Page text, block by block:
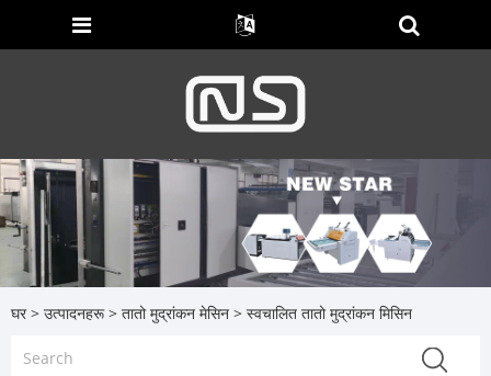
घर > उत्पादनहरू> तातो मुद्रांकन मेसिन > स्वचालित तातो मुद्रांकन मिसिन